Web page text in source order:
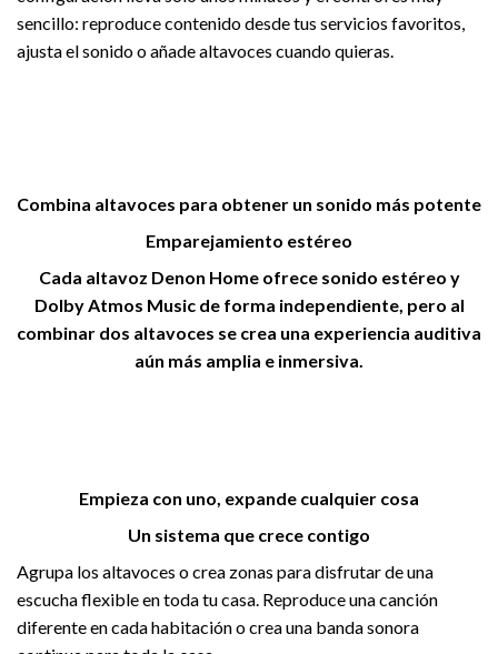
sencillo: reproduce contenido desde tus servicios favoritos,
ajusta el sonido o añade altavoces cuando quieras.
Combina altavoces para obtener un sonido más potente
Emparejamiento estéreo
Cada altavoz Denon Home ofrece sonido estéreo y
Dolby Atmos Music de forma independiente, pero al
combinar dos altavoces se crea una experiencia auditiva
aún más amplia e inmersiva.
Empieza con uno, expande cualquier cosa
Un sistema que crece contigo
Agrupa los altavoces o crea zonas para disfrutar de una
escucha flexible en toda tu casa. Reproduce una canción
diferente en cada habitación o crea una banda sonora